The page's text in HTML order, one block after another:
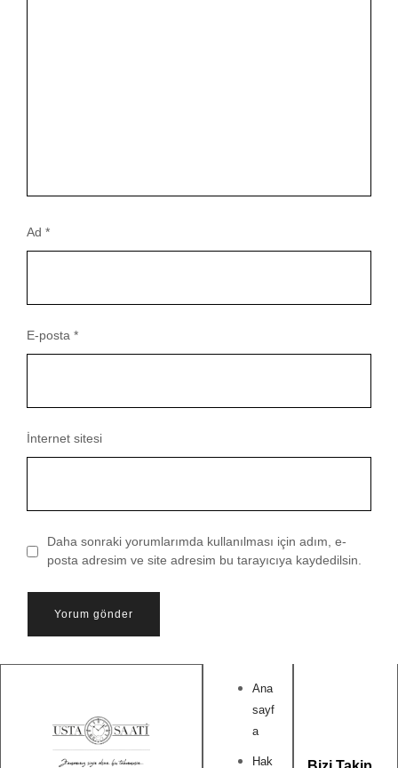
Ad *
E-posta *
İnternet sitesi
Daha sonraki yorumlarımda kullanılması için adım, e-
posta adresim ve site adresim bu tarayıcıya kaydedilsin.
Ana
sayf
a
Hak